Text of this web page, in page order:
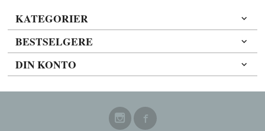
KATEGORIER
BESTSELGERE
DIN KONTO